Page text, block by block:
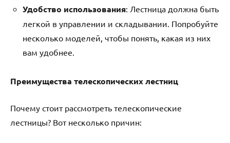
Удобство использования: Лестница должна быть
легкой в управлении и складывании. Попробуйте
несколько моделей, чтобы понять, какая из них
вам удобнее.
Преимущества телескопических лестниц
Почему стоит рассмотреть телескопические
лестницы? Вот несколько причин: